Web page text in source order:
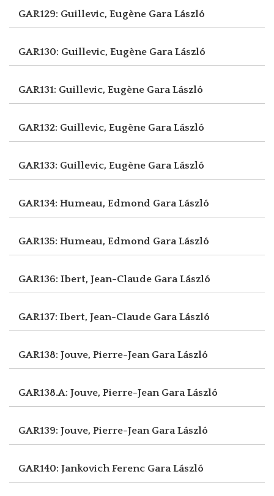
GAR129: Guillevic, Eugène Gara László
GAR130: Guillevic, Eugène Gara László
GAR131: Guillevic, Eugène Gara László
GAR132: Guillevic, Eugène Gara László
GAR133: Guillevic, Eugène Gara László
GAR134: Humeau, Edmond Gara László
GAR135: Humeau, Edmond Gara László
GAR136: Ibert, Jean-Claude Gara László
GAR137: Ibert, Jean-Claude Gara László
GAR138: Jouve, Pierre-Jean Gara László
GAR138.A: Jouve, Pierre-Jean Gara László
GAR139: Jouve, Pierre-Jean Gara László
GAR140: Jankovich Ferenc Gara László